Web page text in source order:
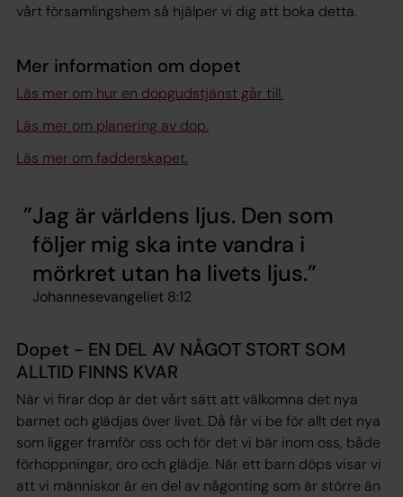
vårt församlingshem så hjälper vi dig att boka detta.
Mer information om dopet
Läs mer om hur en dopgudstjänst går till.
Läs mer om planering av dop.
Läs mer om fadderskapet.
Jag är världens ljus. Den som
följer mig ska inte vandra i
mörkret utan ha livets ljus.
Johannesevangeliet 8:12
Dopet - EN DEL AV NÅGOT STORT SOM
ALLTID FINNS KVAR
När vi firar dop är det vårt sätt att välkomna det nya
barnet och glädjas över livet. Då får vi be för allt det nya
som ligger framför oss och för det vi bär inom oss, både
förhoppningar, oro och glädje. När ett barn döps visar vi
att vi människor är en del av någonting som är större än